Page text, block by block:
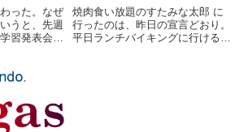
った。なぜ
うと、先週
習発表会
曜日の代わ
たため。先
分達が連
メやがった
焼肉食い放題のすたみな太郎 に
行ったのは、昨日の宣言どおり。
平日ランチバイキングに行ける、